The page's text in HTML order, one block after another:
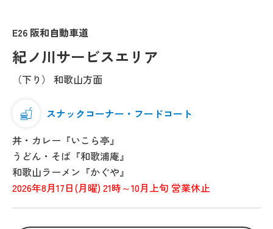
E26 阪和自動車道
紀ノ川サービスエリア
（下り） 和歌山方面
スナックコーナー・フードコート
丼・カレー『いこら亭』
うどん・そば『和歌浦庵』
和歌山ラーメン『かぐや』
2026年8月17日(月曜) 21時～10月上旬 営業休止